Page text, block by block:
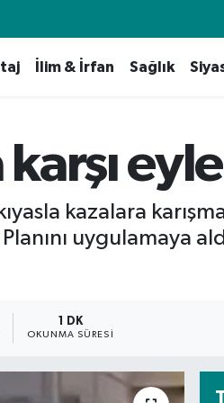
İlim & İrfan Sağlık
kazalara
uygulamaya
1 DK
OKUNMA SÜRESI